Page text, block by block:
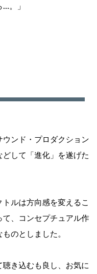
。」
ンド・プロダクション
して「進化」を遂げた
ルは方向感を変えるこ
、コンセプチュアル作
のとしました。
き込むも良し、お気に